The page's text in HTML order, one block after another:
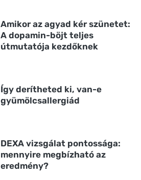
Amikor az agyad kér szünetet:
A dopamin-böjt teljes
útmutatója kezdőknek
Így derítheted ki, van-e
gyümölcsallergiád
DEXA vizsgálat pontossága:
mennyire megbízható az
eredmény?